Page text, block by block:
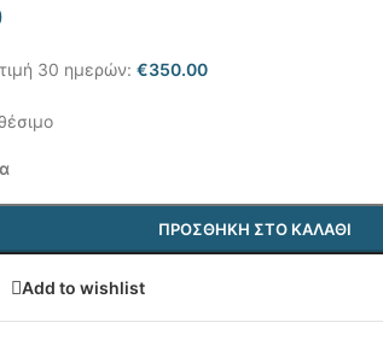
30 ημερών: €350.00
ΠΡΟΣΘΉΚΗ ΣΤΟ ΚΑΛΆΘΙ
Add to wishlist